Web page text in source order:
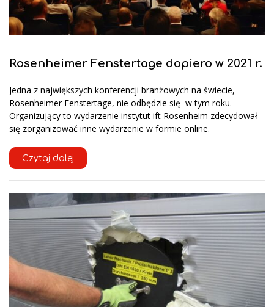
Rosenheimer Fenstertage dopiero w 2021 r.
Jedna z największych konferencji branżowych na świecie,
Rosenheimer Fenstertage, nie odbędzie się w tym roku.
Organizujący to wydarzenie instytut ift Rosenheim zdecydował
się zorganizować inne wydarzenie w formie online.
Czytaj dalej